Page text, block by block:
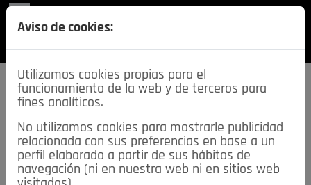
SECCIONES
descarga esta
REVISTA
Aviso de cookies:
Utilizamos cookies propias para el
funcionamiento de la web y de terceros para
fines analíticos.
No utilizamos cookies para mostrarle publicidad
relacionada con sus preferencias en base a un
perfil elaborado a partir de sus hábitos de
navegación (ni en nuestra web ni en sitios web